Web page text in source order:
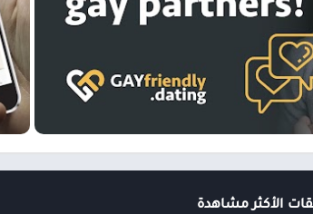
⭐ ، للعثور عليهم بسهولة لاحقًا
من قائمة العبارات المضحكة والأصلية
الانتباه وبدء المحادثة ???? ???? ???? ???? ????
، والهوايات ، ونوع النظام الغذائي (للنباتيين) ، والشخصية
⬆️ ، وقم بتمييزه بالرسوم المتحركة ولون الخلفية لجذب
الأكثر مشاهدة